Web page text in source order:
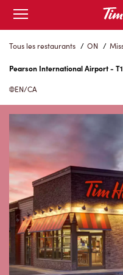
Skip
Content
Open
mobile
menu
Tous les restaurants / ON /
Pearson International Airport -
EN/CA